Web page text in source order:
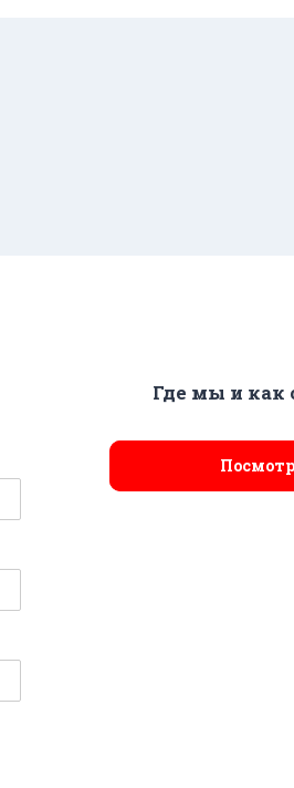
Где мы и как